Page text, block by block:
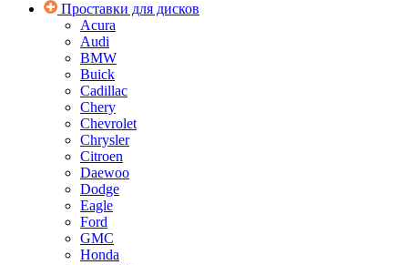
Проставки для дисков
Acura
Audi
BMW
Buick
Cadillac
Chery
Chevrolet
Chrysler
Citroen
Daewoo
Dodge
Eagle
Ford
GMC
Honda